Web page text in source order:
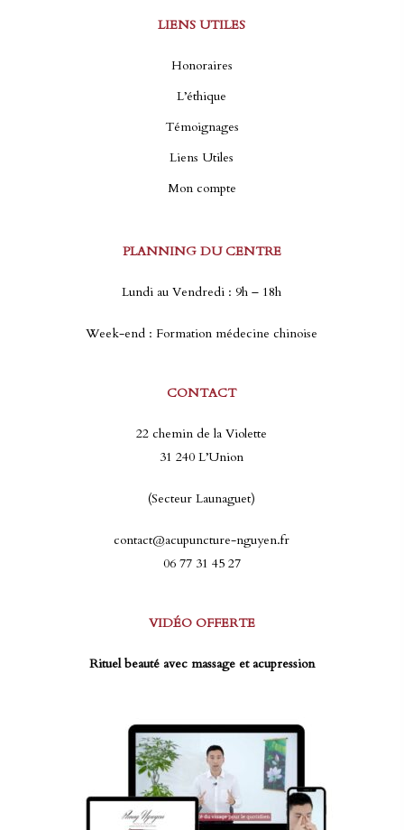
choisies
la
page
LIENS UTILES
Honoraires
L’éthique
Témoignages
Liens Utiles
Mon compte
PLANNING DU CENTRE
Lundi au Vendredi : 9h – 18h
Week-end : Formation médecine chinoise
CONTACT
22 chemin de la Violette
31 240 L’Union
(Secteur Launaguet)
contact@acupuncture-nguyen.fr
06 77 31 45 27
VIDÉO OFFERTE
Rituel beauté avec massage et acupression